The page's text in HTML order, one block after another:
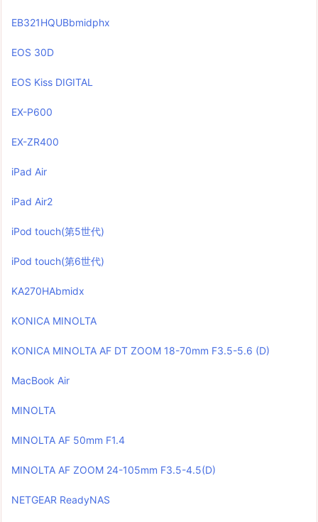
EB321HQUBbmidphx
EOS 30D
EOS Kiss DIGITAL
EX-P600
EX-ZR400
iPad Air
iPad Air2
iPod touch(第5世代)
iPod touch(第6世代)
KA270HAbmidx
KONICA MINOLTA
KONICA MINOLTA AF DT ZOOM 18-70mm F3.5-5.6 (D)
MacBook Air
MINOLTA
MINOLTA AF 50mm F1.4
MINOLTA AF ZOOM 24-105mm F3.5-4.5(D)
NETGEAR ReadyNAS